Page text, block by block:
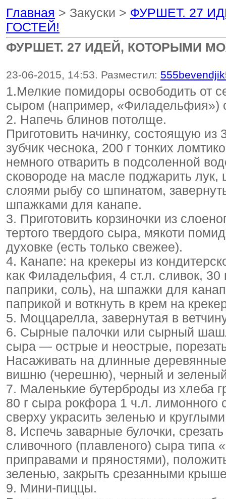
Главная > Закуски > ФУРШЕТ. 27
ГОСТЕЙ!
ФУРШЕТ. 27 ИДЕЙ, КОТОРЫМИ
23-06-2015, 14:53. Разместил:
1.Мелкие помидоры освободить от
сыром (например, «Филадельфия»)
2. Напечь блинов потолще.
Приготовить начинку, состоящую из
зубчик чеснока, 200 г тонких
немного отварить в подсоленной
сковороде на масле поджарить
слоями рыбу со шпинатом,
шпажками для канапе.
3. Приготовить корзиночки из
тертого твердого сыра, мякоти
духовке (есть только свежее).
4. Канапе: на крекеры из
как Филадельфия, 4 ст.л. сливок, 30
паприки, соль), на шпажки для
паприкой и воткнуть в крем на
5. Моццарелла, завернутая в
6. Сырные палочки или сырный
сыра — острые и неострые,
Насаживать на длинные
вишню (черешню), черный и
7. Маленькие бутерброды из хлеба
80 г сыра рокфора 1 ч.л. лимонного
сверху украсить зеленью и
8. Испечь заварные булочки,
сливочного (плавленого) сыра
приправами и пряностями),
зеленью, закрыть срезанными
9. Мини-пиццы.